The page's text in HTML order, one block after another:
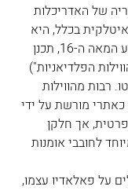
של האדריכלות
בכלל, היא
תקופתו של פאלאדיו. באותם הימים, באמצע המאה ה-16, תכנן
הפלדיאניות")
רבות מהווילות
כאתרי מורשת על ידי
פרטית, אך חלקן
לחובבי אומנות
על פאלאדיו עצמו,